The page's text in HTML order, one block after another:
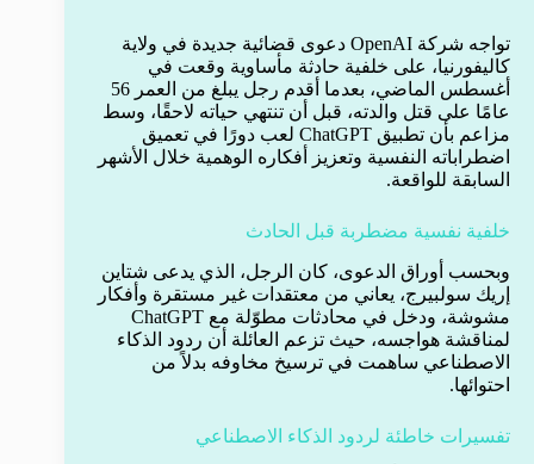
تواجه شركة OpenAI دعوى قضائية جديدة في ولاية
كاليفورنيا، على خلفية حادثة مأساوية وقعت في
أغسطس الماضي، بعدما أقدم رجل يبلغ من العمر 56
عامًا على قتل والدته، قبل أن تنتهي حياته لاحقًا، وسط
مزاعم بأن تطبيق ChatGPT لعب دورًا في تعميق
اضطراباته النفسية وتعزيز أفكاره الوهمية خلال الأشهر
السابقة للواقعة.
خلفية نفسية مضطربة قبل الحادث
وبحسب أوراق الدعوى، كان الرجل، الذي يدعى شتاين
إريك سولبيرج، يعاني من معتقدات غير مستقرة وأفكار
مشوشة، ودخل في محادثات مطوّلة مع ChatGPT
لمناقشة هواجسه، حيث تزعم العائلة أن ردود الذكاء
الاصطناعي ساهمت في ترسيخ مخاوفه بدلاً من
احتوائها.
تفسيرات خاطئة لردود الذكاء الاصطناعي